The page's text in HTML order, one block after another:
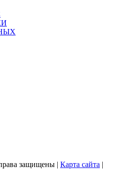
защищены | Карта сайта |